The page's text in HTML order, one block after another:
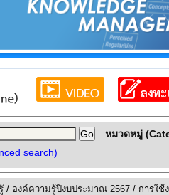
search)
หมวดหมู่
/ องค์ความรู้ปีงบประมาณ 2567 / การใช้